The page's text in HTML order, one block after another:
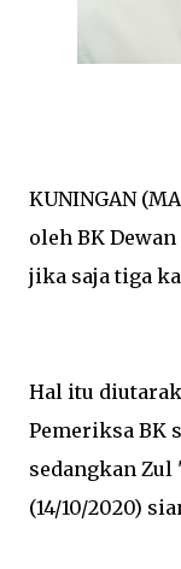
KUNINGAN
oleh BK
jika saja tiga
Hal itu
Pemeriksa BK
sedangkan
(14/10/2020)